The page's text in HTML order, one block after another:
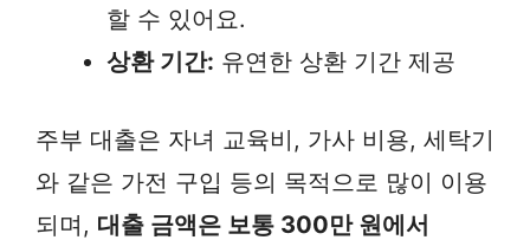
할 수 있어요.
상환 기간: 유연한 상환 기간 제공
주부 대출은 자녀 교육비, 가사 비용, 세탁기
와 같은 가전 구입 등의 목적으로 많이 이용
되며, 대출 금액은 보통 300만 원에서